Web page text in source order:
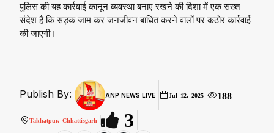
पुलिस की यह कार्रवाई कानून व्यवस्था बनाए रखने की दिशा में एक सख्त
संदेश है कि सड़क जाम कर जनजीवन बाधित करने वालों पर कठोर कार्रवाई
की जाएगी।
Publish By: ANP NEWS LIVE Jul 12, 2025 188
Takhatpur, Chhattisgarh 3